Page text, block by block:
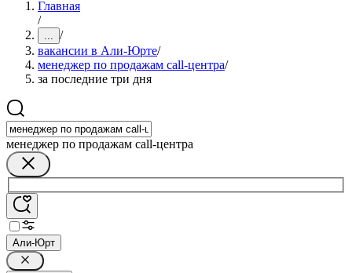
Главная
/
... /
вакансии в Али-Юрте/
менеджер по продажам call-центра/
за последние три дня
менеджер по продажам call-центра
Али-Юрт